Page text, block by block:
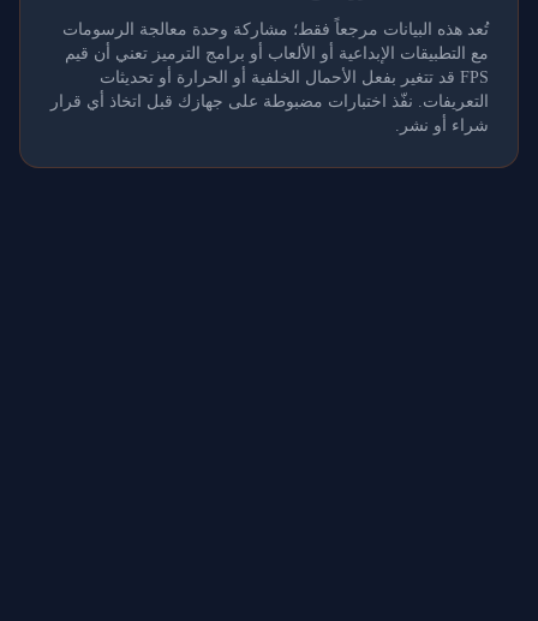
تُعد هذه البيانات مرجعاً فقط؛ مشاركة وحدة معالجة الرسومات
مع التطبيقات الإبداعية أو الألعاب أو برامج الترميز تعني أن قيم
FPS قد تتغير بفعل الأحمال الخلفية أو الحرارة أو تحديثات
التعريفات. نفّذ اختبارات مضبوطة على جهازك قبل اتخاذ أي قرار
شراء أو نشر.